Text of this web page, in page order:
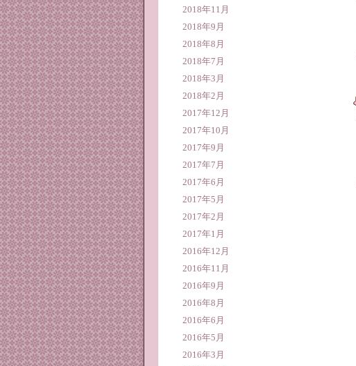
2018年11月
2018年9月
2018年8月
2018年7月
2018年3月
2018年2月
2017年12月
2017年10月
2017年9月
2017年7月
2017年6月
2017年5月
2017年2月
2017年1月
2016年12月
2016年11月
2016年9月
2016年8月
2016年6月
2016年5月
2016年3月